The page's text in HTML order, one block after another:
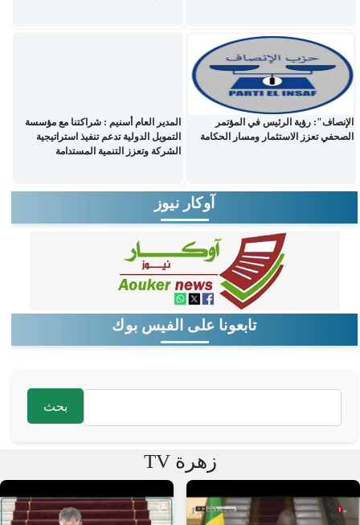
الإنصاف": رؤية الرئيس في المؤتمر
الصحفي تعزز الاستثمار ومسار الحكامة
المدير العام أسنيم : شراكتنا مع مؤسسة
التمويل الدولية تدعم تنفيذ استراتيجية
الشركة وتعزز التنمية المستدامة
آوكار نيوز
تابعونا على الفيس بوك
‏بحث ‏
زهرة TV